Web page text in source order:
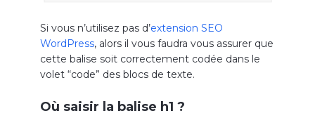
Si vous n’utilisez pas d’extension SEO
WordPress, alors il vous faudra vous assurer que
cette balise soit correctement codée dans le
volet “code” des blocs de texte.
Où saisir la balise h1 ?